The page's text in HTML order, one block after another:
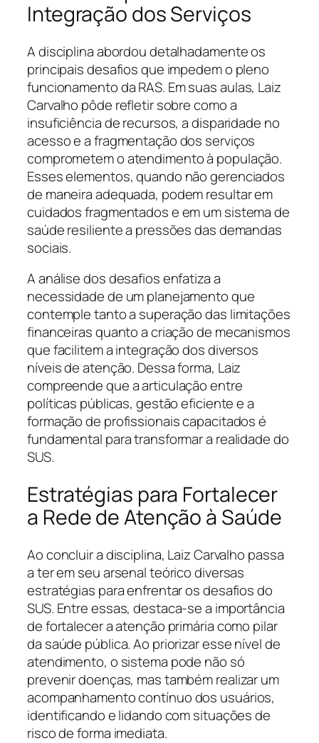
Integração dos Serviços
A disciplina abordou detalhadamente os
principais desafios que impedem o pleno
funcionamento da RAS. Em suas aulas, Laiz
Carvalho pôde refletir sobre como a
insuficiência de recursos, a disparidade no
acesso e a fragmentação dos serviços
comprometem o atendimento à população.
Esses elementos, quando não gerenciados
de maneira adequada, podem resultar em
cuidados fragmentados e em um sistema de
saúde resiliente a pressões das demandas
sociais.
A análise dos desafios enfatiza a
necessidade de um planejamento que
contemple tanto a superação das limitações
financeiras quanto a criação de mecanismos
que facilitem a integração dos diversos
níveis de atenção. Dessa forma, Laiz
compreende que a articulação entre
políticas públicas, gestão eficiente e a
formação de profissionais capacitados é
fundamental para transformar a realidade do
SUS.
Estratégias para Fortalecer
a Rede de Atenção à Saúde
Ao concluir a disciplina, Laiz Carvalho passa
a ter em seu arsenal teórico diversas
estratégias para enfrentar os desafios do
SUS. Entre essas, destaca-se a importância
de fortalecer a atenção primária como pilar
da saúde pública. Ao priorizar esse nível de
atendimento, o sistema pode não só
prevenir doenças, mas também realizar um
acompanhamento contínuo dos usuários,
identificando e lidando com situações de
risco de forma imediata.